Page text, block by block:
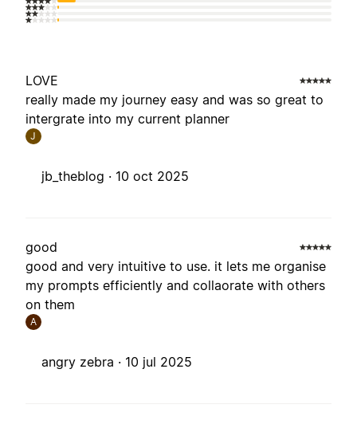
LOVE
really made my journey easy and was so great to
intergrate into my current planner
J
jb_theblog · 10 oct 2025
good
good and very intuitive to use. it lets me organise
my prompts efficiently and collaorate with others
on them
A
angry zebra · 10 jul 2025